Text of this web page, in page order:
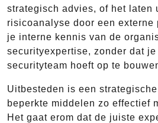
strategisch advies, of het laten
risicoanalyse door een externe
je interne kennis van de
securityexpertise, zonder dat
securityteam hoeft op te
Uitbesteden is een
beperkte middelen zo effectief
Het gaat erom dat de juiste